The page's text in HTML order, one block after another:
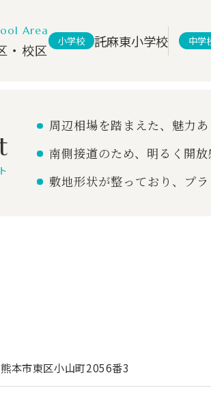
Area
・校区
小学校 託麻東小学校 中学
周辺相場を踏まえた、魅力あ
南側接道のため、明るく開放
敷地形状が整っており、プ
熊本市東区小山町2056番3